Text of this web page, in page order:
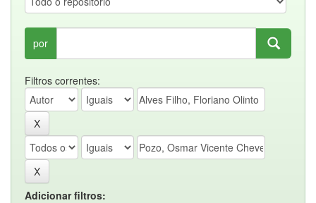
por
Filtros correntes:
Adicionar filtros: